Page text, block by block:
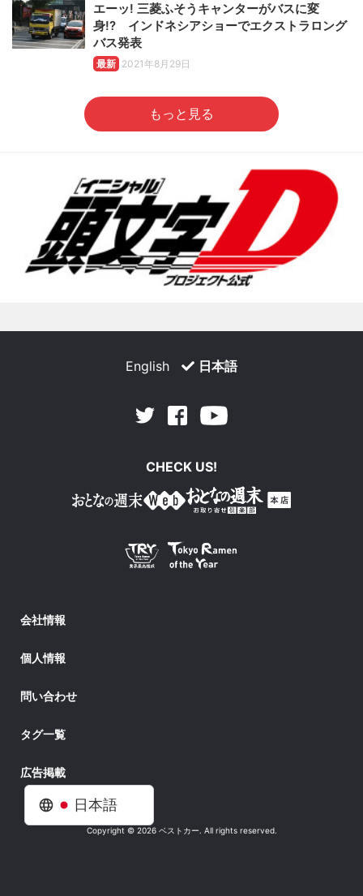
日本語
エーッ! 三菱ふそうキャンターがバスに変
身!? インドネシアショーでエクストラロング
バス発表
最新 2021年8月29日
もっと見る
English 日本語
Twitter Facebook
CHECK US!
会社情報
個人情報
問い合わせ
タグ一覧
広告掲載
Copyright © 2026 ベストカー. All rights reserved.